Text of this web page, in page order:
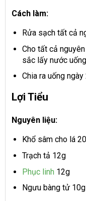
Cách làm:
Rửa sạch tất cả
Cho tất cả
sắc lấy nước
Chia ra uống
Lợi Tiểu
Nguyên liệu:
Khổ sâm cho lá
Trạch tả 12g
Phục linh 12g
Ngưu bàng tử 10g